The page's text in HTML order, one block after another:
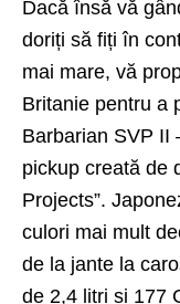
Dacă însă vă
doriți să fiți în
mai mare, vă
Britanie pentru a
Barbarian SVP II
pickup creată de
Projects”.
culori mai mult
de la jante la
de 2,4 litri și 177